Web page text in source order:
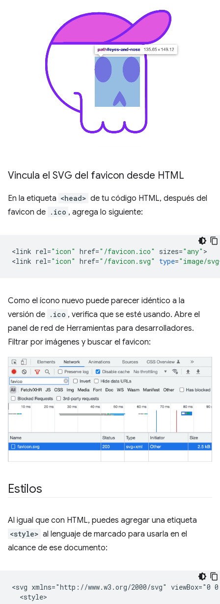
Vincula el SVG del favicon desde HTML
En la etiqueta <head> de tu código HTML, después del
favicon de .ico , agrega lo siguiente:
<link rel="icon" href="/favicon.ico" sizes="any" >
<link rel="icon" href="/favicon.svg" type="image/
Como el ícono nuevo puede parecer idéntico a la
versión de .ico , verifica que se esté usando. Abre el
panel de red de Herramientas para desarrolladores.
Filtrar por imágenes y buscar el favicon:
Estilos
Al igual que con HTML, puedes agregar una etiqueta
<style> al lenguaje de marcado para usarla en el
alcance de ese documento:
<svg xmlns="http://www.w3.org/2000/svg" viewBox="0
  <style>